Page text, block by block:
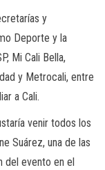
y
Deporte y la
Mi Cali Bella,
y Metrocali, entre
a Cali.
venir todos los
Suárez, una de las
del evento en el